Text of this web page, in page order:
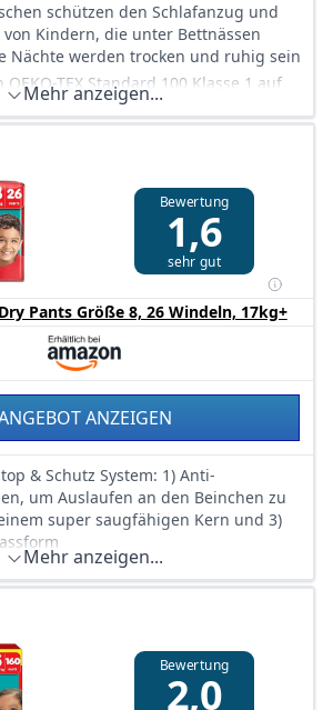
schützen den Schlafanzug und
Kindern, die unter Bettnässen
Nächte werden trocken und ruhig sein
TEX Standard 100 Klasse 1 auf
getestet
Design, folgen sie jeder
wie Unterwäsche an
dank Dry-Matrix-Technologie, die
und von der Haut fernhält
mit 14 Höschen
Mehr anzeigen...
Bewertung
1,6
sehr gut
Pants Größe 8, 26 Windeln, 17kg+
ANZEIGEN
& Schutz System: 1) Anti-
um Auslaufen an den Beinchen zu
super saugfähigen Kern und 3)
helfen, Auslaufen rund um die
saugfähigen Kern, der Flüssigkeit
Mehr anzeigen...
Bewertung
2,0